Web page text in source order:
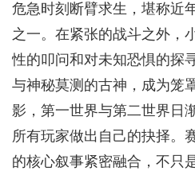
危急时刻断臂求生，堪称近
之一。在紧张的战斗之外，
性的叩问和对未知恐惧的探
与神秘莫测的古神，成为笼
影，第一世界与第二世界日
所有玩家做出自己的抉择。
的核心叙事紧密融合，不只